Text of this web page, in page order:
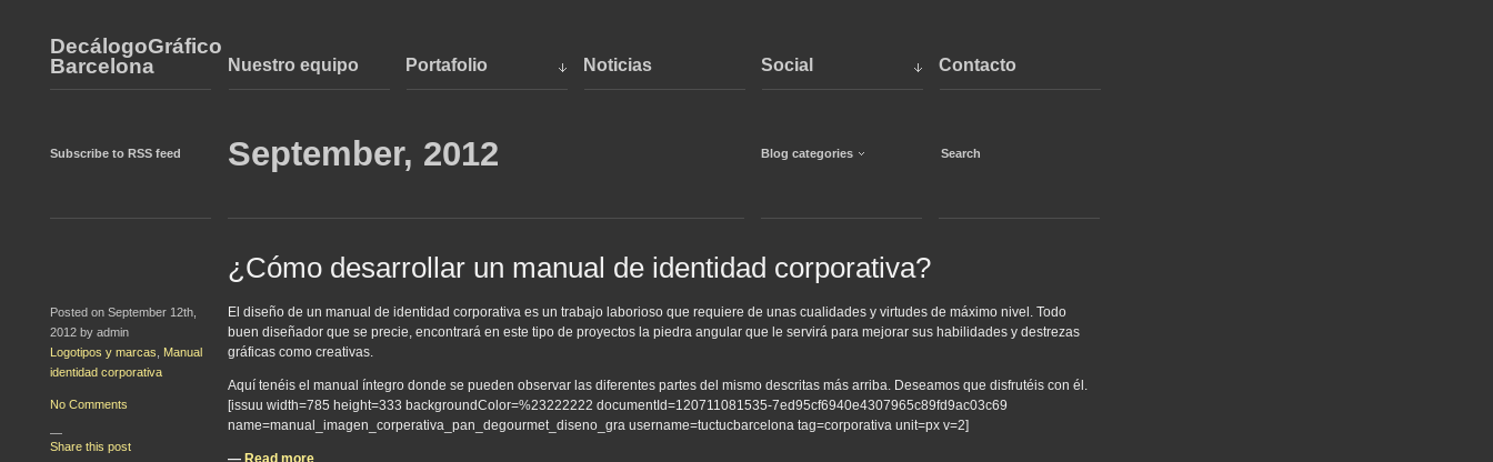
DecálogoGráfico
Barcelona
Nuestro equipo Portafolio Noticias Social Contacto
Subscribe to RSS feed September, 2012 Blog categories
¿Cómo desarrollar un manual de identidad corporativa?
Posted on September 12th,
2012 by admin
Logotipos y marcas
Manual
identidad corporativa
No Comments
—
Share this post
El diseño de un manual de identidad corporativa es un trabajo laborioso que requiere de unas cualidades y virtudes de máximo nivel. Todo
buen diseñador que se precie, encontrará en este tipo de proyectos la piedra angular que le servirá para mejorar sus habilidades y destrezas
gráficas como creativas.
Aquí tenéis el manual íntegro donde se pueden observar las diferentes partes del mismo descritas más arriba. Deseamos que disfrutéis con él.
[issuu width=785 height=333 backgroundColor=%23222222 documentId=120711081535-7ed95cf6940e4307965c89fd9ac03c69
name=manual_imagen_corperativa_pan_degourmet_diseno_gra username=tuctucbarcelona tag=corporativa unit=px v=2]
— Read more